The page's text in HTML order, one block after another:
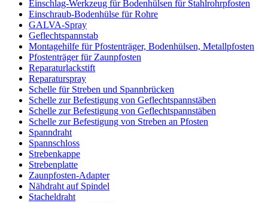
Einschlag-Werkzeug für Bodenhülsen für Stahlrohrpfosten
Einschraub-Bodenhülse für Rohre
GALVA-Spray
Geflechtspannstab
Montagehilfe für Pfostenträger, Bodenhülsen, Metallpfosten
Pfostenträger für Zaunpfosten
Reparaturlackstift
Reparaturspray
Schelle für Streben und Spannbrücken
Schelle zur Befestigung von Geflechtspannstäben
Schelle zur Befestigung von Geflechtspannstäben
Schelle zur Befestigung von Streben an Pfosten
Spanndraht
Spannschloss
Strebenkappe
Strebenplatte
Zaunpfosten-Adapter
Nähdraht auf Spindel
Stacheldraht